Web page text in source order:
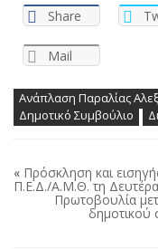
Share
Mail
Ανάπλαση Παραλίας
Δημοτικό Συμβούλιο
« Πρόσκληση και
Π.Ε.Δ./Α.Μ.Θ. τη
Πρωτοβουλία